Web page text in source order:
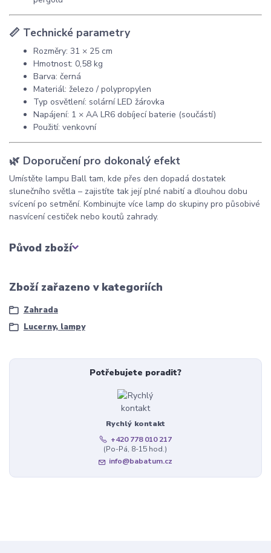
📏 Technické parametry
Rozměry: 31 × 25 cm
Hmotnost: 0,58 kg
Barva: černá
Materiál: železo / polypropylen
Typ osvětlení: solární LED žárovka
Napájení: 1 × AA LR6 dobíjecí baterie (součástí)
Použití: venkovní
🌿 Doporučení pro dokonalý efekt
Umístěte lampu Ball tam, kde přes den dopadá dostatek
slunečního světla – zajistíte tak její plné nabití a dlouhou dobu
svícení po setmění. Kombinujte více lamp do skupiny pro působivé
nasvícení cestiček nebo koutů zahrady.
Původ zboží
Zboží zařazeno v kategoriích
Zahrada
Lucerny, lampy
Potřebujete poradit?
Rychlý kontakt
+420 778 010 217
(Po-Pá, 8-15 hod.)
info@babatum.cz